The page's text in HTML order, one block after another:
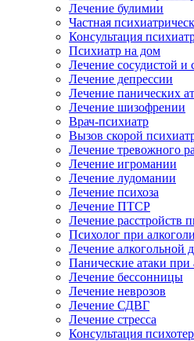
Лечение булимии
Частная
Консультация
Психиатр на дом
Лечение сосудистой и
Лечение депрессии
Лечение панических
Лечение шизофрении
Врач-психиатр
Вызов скорой
Лечение тревожного
Лечение игромании
Лечение лудомании
Лечение психоза
Лечение ПТСР
Лечение расстройств
Психолог при
Лечение алкогольной
Панические атаки при
Лечение бессонницы
Лечение неврозов
Лечение СДВГ
Лечение стресса
Консультация